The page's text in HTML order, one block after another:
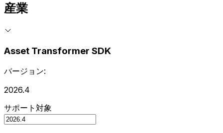
産業
Asset Transformer SDK
バージョン:
2026.4
サポート対象